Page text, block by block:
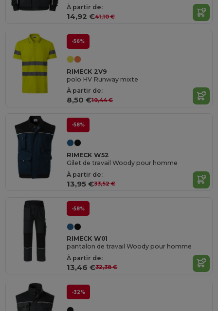
À partir de:
14,92 €41,10 €
-56%
RIMECK 2V9
polo HV Runway mixte
À partir de:
8,50 €19,44 €
-58%
RIMECK W52
Gilet de travail Woody pour homme
À partir de:
13,95 €33,52 €
-58%
RIMECK W01
pantalon de travail Woody pour homme
À partir de:
13,46 €32,38 €
-32%